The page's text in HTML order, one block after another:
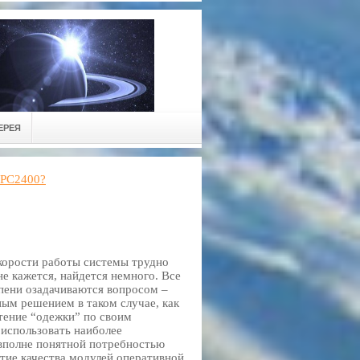
работы системы трудно
кажется, найдется немного. Все
озадачиваются вопросом –
решением в таком случае, как
“одежки” по своим
наиболее
понятной потребностью